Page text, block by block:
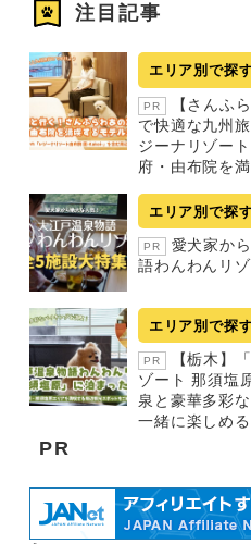
注目記事
エリア別で探
PR
【さんふ
で快適な九州
ジーナリゾー
府・由布院を
エリア別で探
PR
愛犬家か
語わんわんリ
エリア別で探
PR
【栃木】
ゾート 那須塩
泉と豪華多彩
一緒に楽しめ
PR